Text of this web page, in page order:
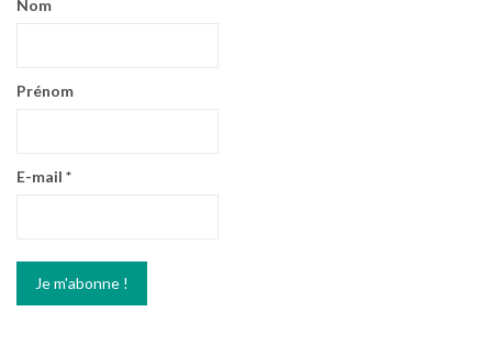
Nom
Prénom
E-mail *